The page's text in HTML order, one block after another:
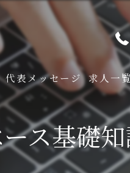
ション事業
ョン事業
代表メッセージ 求人一覧
ス基礎